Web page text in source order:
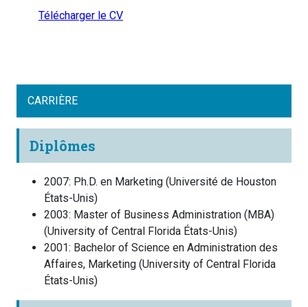
Télécharger le CV
CARRIÈRE
Diplômes
2007: Ph.D. en Marketing (Université de Houston
États-Unis)
2003: Master of Business Administration (MBA)
(University of Central Florida États-Unis)
2001: Bachelor of Science en Administration des
Affaires, Marketing (University of Central Florida
États-Unis)